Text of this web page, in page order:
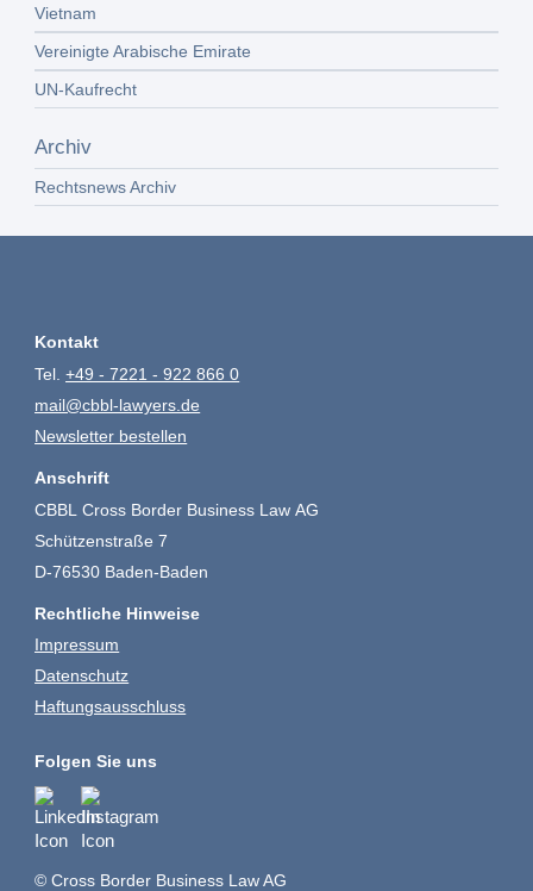
Vietnam
Vereinigte Arabische Emirate
UN-Kaufrecht
Archiv
Rechtsnews Archiv
Kontakt
Tel.+49 - 7221 - 922 866 0
mail@cbbl-lawyers.de
Newsletter bestellen
Anschrift
CBBL Cross Border Business Law AG
Schützenstraße 7
D-76530 Baden-Baden
Rechtliche Hinweise
Impressum
Datenschutz
Haftungsausschluss
Folgen Sie uns
© Cross Border Business Law AG